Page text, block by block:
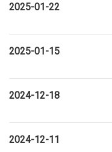
2025-01-22
2025-01-15
2024-12-18
2024-12-11